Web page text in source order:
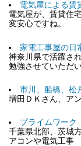
電気屋による賃
電気屋が、賃貸住
変安心ですね。
家電工事屋の日
神奈川県で活躍さ
勉強させていただ
市川、船橋、松
増田ＤＫさん、ア
プライムワーク
千葉県北部、茨城
アコンや電気工事